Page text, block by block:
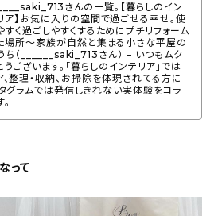
さんの一覧。【暮らしのイン
ア】お気に入りの空間で過ごせる幸せ。使
すく過ごしやすくするためにプチリフォーム
場所〜家族が自然と集まる小さな平屋の
ち（______saki_713さん） – いつもムク
ございます。「暮らしのインテリア」では
整理・収納、お掃除を体現されてる方に
グラムでは発信しきれない実体験をコラ
って